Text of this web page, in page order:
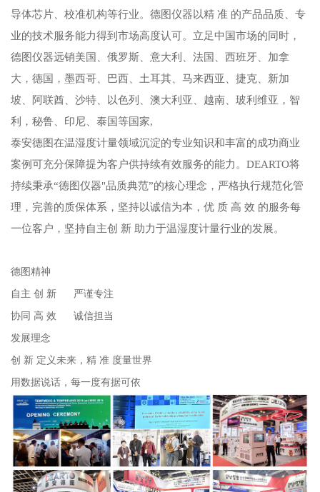
导体芯片、校准机构等行业。德图仪器以精 准 的产品品质、专
业的技术服务能力得到市场高度认可。立足中国市场的同时，
德图仪器远销美国、俄罗斯、意大利、法国、西班牙、加拿
大，德国，墨西哥、巴西、土耳其、马来西亚、捷克、新加
坡、阿联酋、沙特、以色列、澳大利亚、越南、玻利维亚，智
利，秘鲁、印尼、泰国等国家,
泰安德图在温湿度计量领域沉淀的专业知识和丰富的成功商业
案例可充分保障提为客户供持续有效服务的能力。DEARTO将
持续秉承“德图仪器"品质典范”的核心理念，严格执行规范化管
理，完善的质保体系，坚持以诚信为本，优 质 高 效 的服务每
一位客户，坚持自主创 新 助力于温湿度计量行业的发展。
德图精神
自主 创 新 严谨专注
协同 高 效 诚信担当
发展理念
创 新 定义未来，精 准 度量世界
用数据说话，每一度有据可依